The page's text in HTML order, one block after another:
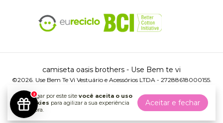
Ao navegar por este site você aceita o uso
de cookies para agilizar a sua experiência
de compra.
Aceitar e fechar
camiseta oasis brothers - Use Bem te vi
©2026. Use Bem Te Vi Vestuário e Acessórios LTDA - 27288618000155.
2